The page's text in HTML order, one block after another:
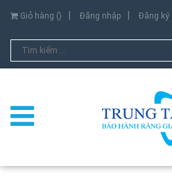
Giỏ hàng () Đăng nhập Đăng ký